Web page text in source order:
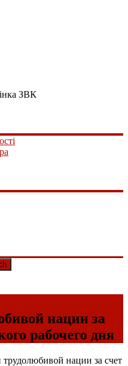
ЗВК
нации за
рабочего дня
нации за счет